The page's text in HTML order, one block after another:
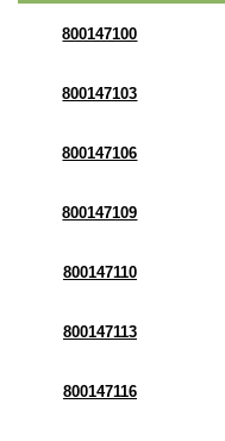
800147100
800147103
800147106
800147109
800147110
800147113
800147116